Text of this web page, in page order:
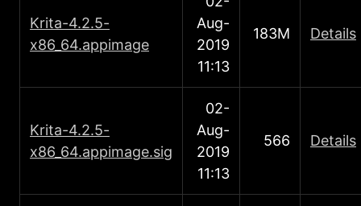
Κrita-4.2.5-
x86_64.appimage
Aug-
2019
11:13
183M Details
Κrita-4.2.5-
x86_64.appimage.sig
02-
Aug-
2019
11:13
566 Details